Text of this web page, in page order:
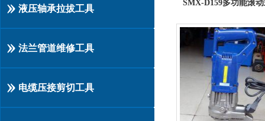
液压轴承拉拔工具
法兰管道维修工具
电缆压接剪切工具